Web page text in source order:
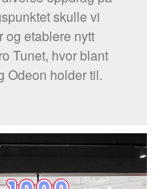
skulle vi
og etablere nytt
Tunet, hvor blant
Odeon holder til.